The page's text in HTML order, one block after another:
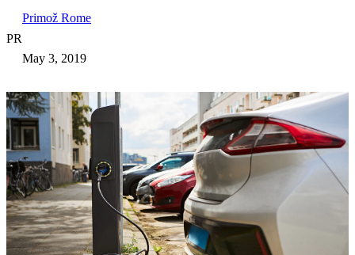
PR
Primož Rome
May 3, 2019